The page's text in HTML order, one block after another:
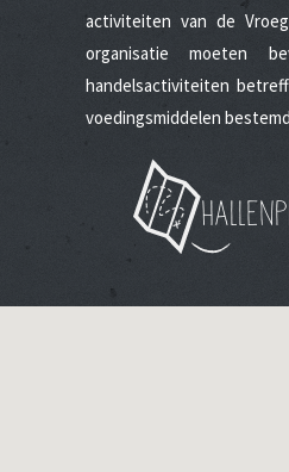
activiteiten van de
organisatie moeten
handelsactiviteiten
voedingsmiddelen